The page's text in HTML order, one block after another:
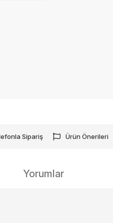
Sipariş Ürün Önerileri
Yorumlar